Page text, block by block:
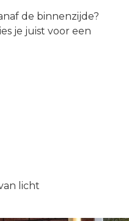
de binnenzijde?
je juist voor een
licht